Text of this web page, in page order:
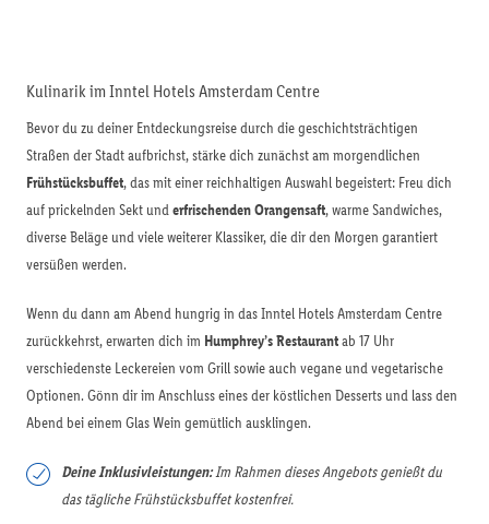
Kulinarik im Inntel Hotels Amsterdam Centre
Bevor du zu deiner Entdeckungsreise durch die geschichtsträchtigen
Straßen der Stadt aufbrichst, stärke dich zunächst am morgendlichen
Frühstücksbuffet, das mit einer reichhaltigen Auswahl begeistert: Freu dich
auf prickelnden Sekt underfrischenden Orangensaft, warme Sandwiches,
diverse Beläge und viele weiterer Klassiker, die dir den Morgen garantiert
versüßen werden.
Wenn du dann am Abend hungrig in das Inntel Hotels Amsterdam Centre
zurückkehrst, erwarten dich im Humphrey’s Restaurantab 17 Uhr
verschiedenste Leckereien vom Grill sowie auch vegane und vegetarische
Optionen. Gönn dir im Anschluss eines der köstlichen Desserts und lass den
Abend bei einem Glas Wein gemütlich ausklingen.
Deine Inklusivleistungen:Im Rahmen dieses Angebots genießt du
das tägliche Frühstücksbuffet kostenfrei.